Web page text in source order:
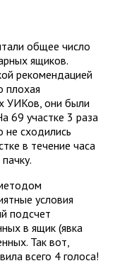
общее число
ящиков.
рекомендацией
плохая
УИКов, они были
69 участке 3 раза
не сходились
в течение часа
условия
подсчет
в ящик (явка
Так вот,
всего 4 голоса!